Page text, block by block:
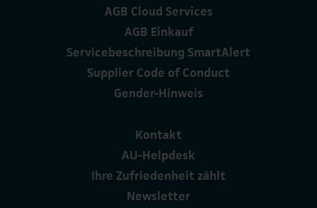
AGB Cloud Services
AGB Einkauf
Servicebeschreibung SmartAlert
Supplier Code of Conduct
Gender-Hinweis
Kontakt
AU-Helpdesk
Ihre Zufriedenheit zählt
Newsletter